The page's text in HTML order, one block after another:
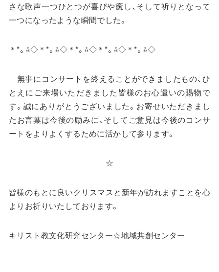
さな歌声一つひとつが喜びや癒し、そして祈りとなって
一つになったような瞬間でした。
＊*。⁂◇＊*。⁂◇＊*。⁂◇＊*。⁂◇＊*。⁂◇
無事にコンサートを終えることができましたもの、ひ
とえにご来場いただきました皆様のお心遣いの賜物で
す。誠にありがとうございました。お寄せいただきまし
たお言葉は今後の励みに、そしてご意見は今後のコンサ
ートをよりよくするために活かして参ります。
☆
皆様のもとに良いクリスマスと新年が訪れますことを心
よりお祈りいたしております。
キリスト教文化研究センター☆地域共創センター